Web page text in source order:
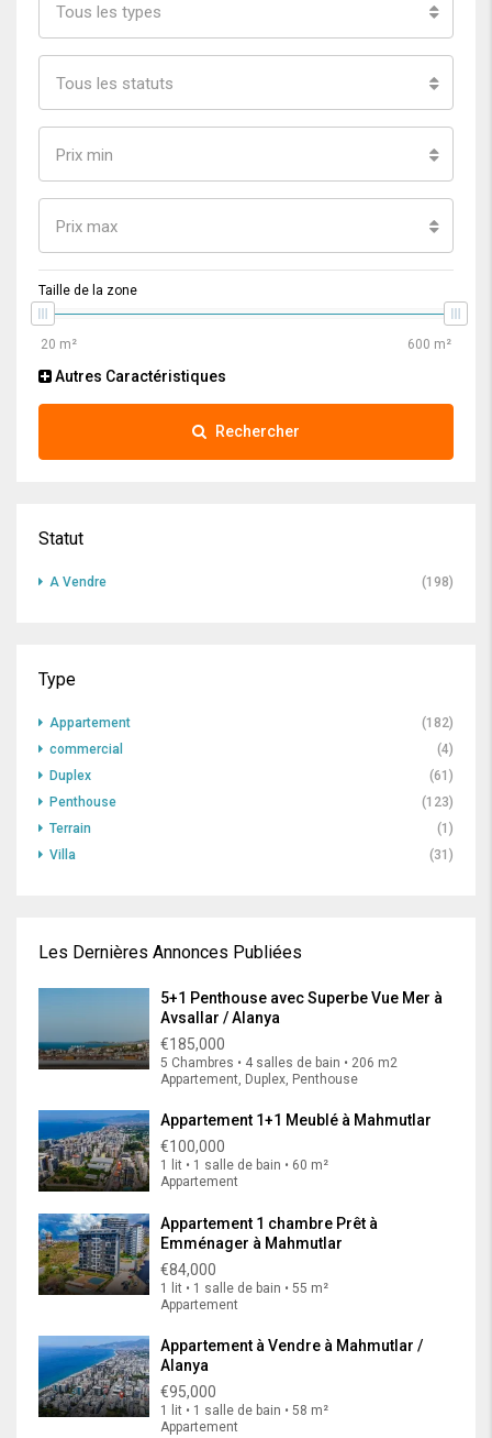
Tous les types
Tous les statuts
Prix min
Prix max
Taille de la zone
Autres Caractéristiques
Rechercher
Statut
A Vendre (198)
Type
Appartement
(182)
commercial
(4)
Duplex
(61)
Penthouse
(123)
Terrain
(1)
Villa
(31)
Les Dernières Annonces Publiées
5+1 Penthouse avec Superbe Vue Mer à
Avsallar / Alanya
€185,000
5 Chambres • 4 salles de bain • 206 m2
Appartement, Duplex, Penthouse
Appartement 1+1 Meublé à Mahmutlar
€100,000
1 lit • 1 salle de bain • 60 m²
Appartement
Appartement 1 chambre Prêt à
Emménager à Mahmutlar
€84,000
1 lit • 1 salle de bain • 55 m²
Appartement
Appartement à Vendre à Mahmutlar /
Alanya
€95,000
1 lit • 1 salle de bain • 58 m²
Appartement